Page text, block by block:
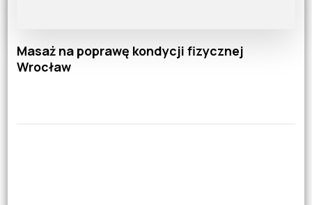
Masaż na poprawę kondycji fizycznej
Wrocław